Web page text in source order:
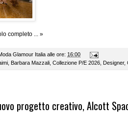
completo ... »
Glamour Italia alle ore: 16:00
Barbara Mazzali Collezione P/E 2026 Designer,
progetto creativo, Alcott